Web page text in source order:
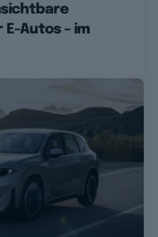
Autos – im